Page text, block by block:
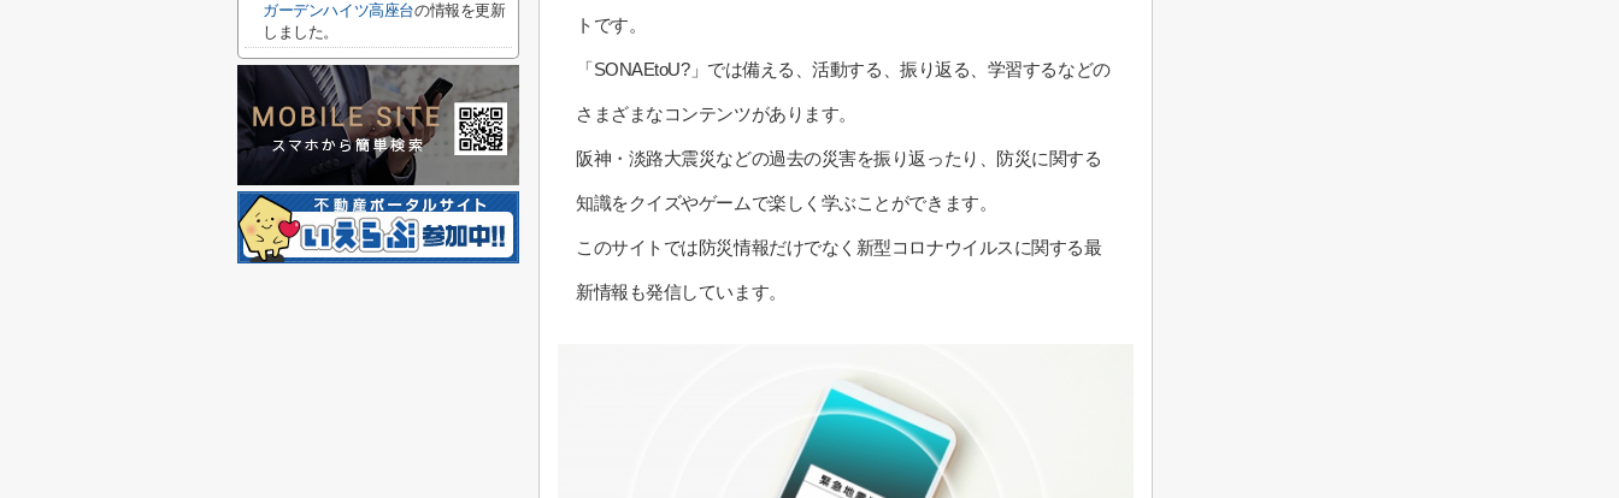
トです。
「SONAEtoU?」では備える、活動する、振り返る、学習するなどの
さまざまなコンテンツがあります。
阪神・淡路大震災などの過去の災害を振り返ったり、防災に関する
知識をクイズやゲームで楽しく学ぶことができます。
このサイトでは防災情報だけでなく新型コロナウイルスに関する最
新情報も発信しています。
ガーデンハイツ高座台の情報を更新
しました。